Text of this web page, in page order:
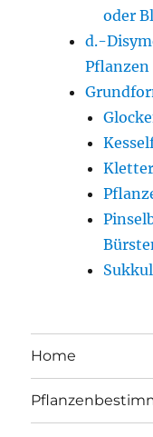
oder
d.-
Home